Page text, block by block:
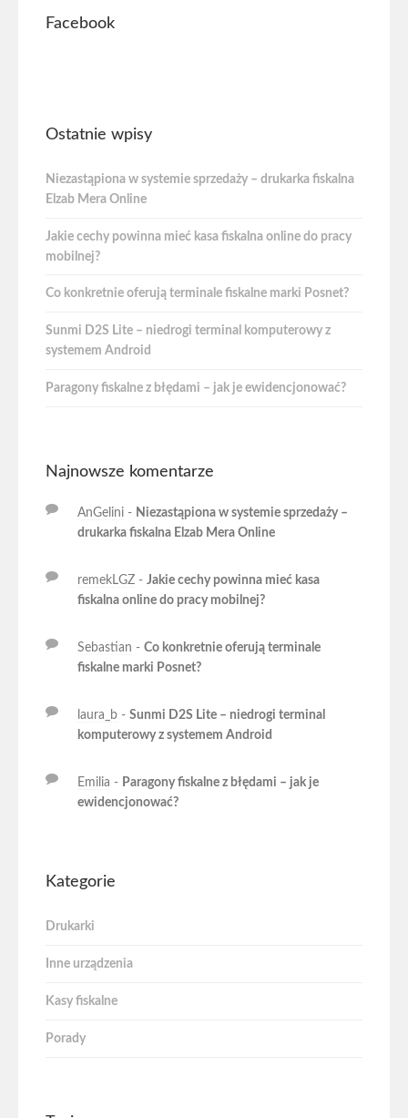
Facebook
Ostatnie wpisy
Niezastąpiona w systemie sprzedaży – drukarka fiskalna
Elzab Mera Online
Jakie cechy powinna mieć kasa fiskalna online do pracy
mobilnej?
Co konkretnie oferują terminale fiskalne marki Posnet?
Sunmi D2S Lite – niedrogi terminal komputerowy z
systemem Android
Paragony fiskalne z błędami – jak je ewidencjonować?
Najnowsze komentarze
AnGelini - Niezastąpiona w systemie sprzedaży –
drukarka fiskalna Elzab Mera Online
remekLGZ - Jakie cechy powinna mieć kasa
fiskalna online do pracy mobilnej?
Sebastian - Co konkretnie oferują terminale
fiskalne marki Posnet?
laura_b - Sunmi D2S Lite – niedrogi terminal
komputerowy z systemem Android
Emilia - Paragony fiskalne z błędami – jak je
ewidencjonować?
Kategorie
Drukarki
Inne urządzenia
Kasy fiskalne
Porady